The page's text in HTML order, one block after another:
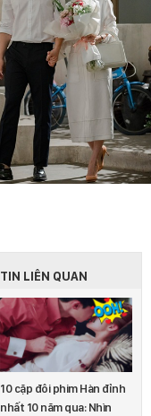
TIN LIÊN QUAN
10 cặp đôi phim Hàn đỉnh
nhất 10 năm qua: Nhìn